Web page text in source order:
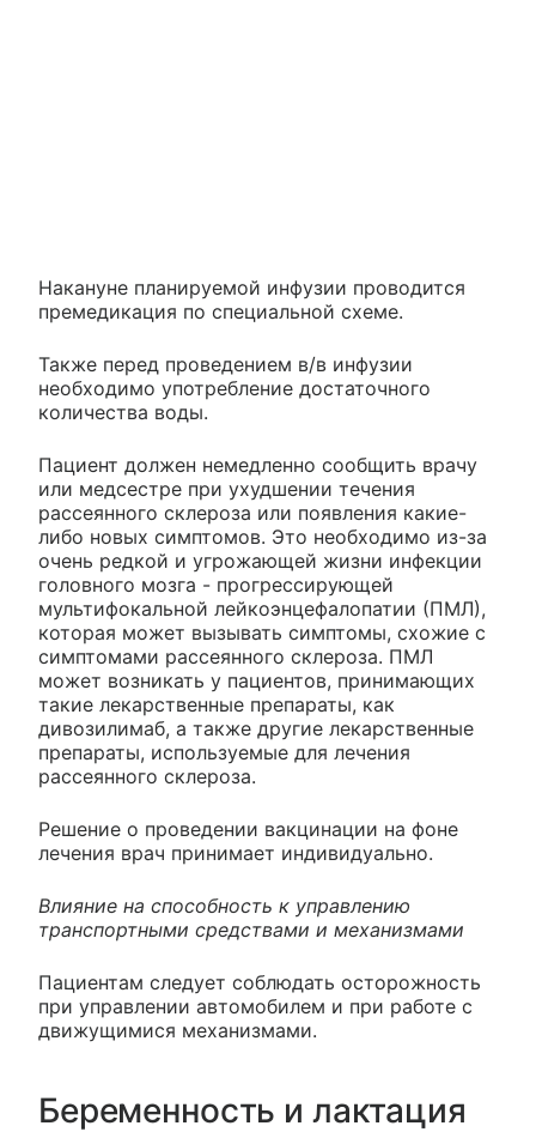
Накануне планируемой инфузии проводится
премедикация по специальной схеме.
Также перед проведением в/в инфузии
необходимо употребление достаточного
количества воды.
Пациент должен немедленно сообщить врачу
или медсестре при ухудшении течения
рассеянного склероза или появления какие-
либо новых симптомов. Это необходимо из-за
очень редкой и угрожающей жизни инфекции
головного мозга - прогрессирующей
мультифокальной лейкоэнцефалопатии (ПМЛ),
которая может вызывать симптомы, схожие с
симптомами рассеянного склероза. ПМЛ
может возникать у пациентов, принимающих
такие лекарственные препараты, как
дивозилимаб, а также другие лекарственные
препараты, используемые для лечения
рассеянного склероза.
Решение о проведении вакцинации на фоне
лечения врач принимает индивидуально.
Влияние на способность к управлению
транспортными средствами и механизмами
Пациентам следует соблюдать осторожность
при управлении автомобилем и при работе с
движущимися механизмами.
Беременность и лактация